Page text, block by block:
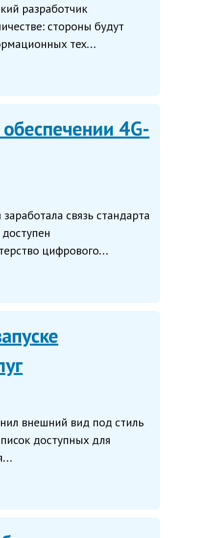
разработчик
стороны будут
тех...
4G-
связь стандарта
цифрового...
внешний вид под стиль
доступных для